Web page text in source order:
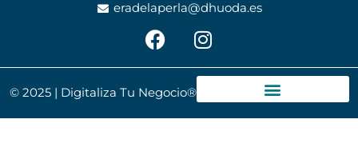
eradelaperla@dhuoda.es
F
a
c
e
I
n
s
a
© 2025 | Digitaliza Tu Negocio®